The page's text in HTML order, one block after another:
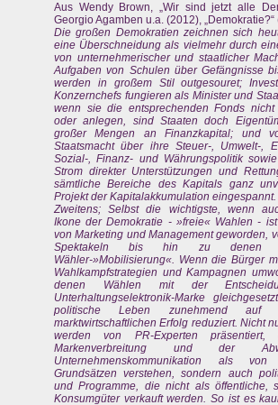
Aus Wendy Brown, „Wir sind jetzt alle
Georgio Agamben u.a. (2012), „Demokratie?“
Die großen Demokratien zeichnen sich
eine Überschneidung als vielmehr durch
von unternehmerischer und staatlicher
Aufgaben von Schulen über Gefängnisse
werden in großem Stil outgesouret;
Konzernchefs fungieren als Minister und
wenn sie die entsprechenden Fonds nicht
oder anlegen, sind Staaten doch
großer Mengen an Finanzkapital; und
Staatsmacht über ihre Steuer-, Umwelt-,
Sozial-, Finanz- und Währungspolitik
Strom direkter Unterstützungen und
sämtliche Bereiche des Kapitals ganz
Projekt der Kapitalakkumulation
Zweitens; Selbst die wichtigste, wenn
Ikone der Demokratie - »freie« Wahlen -
von Marketing und Management geworden,
Spektakeln bis hin zu denen
Wähler-»Mobilisierung«. Wenn die Bürger
Wahlkampfstrategien und Kampagnen
denen Wählen mit der
Unterhaltungselektronik-Marke
politische Leben zunehmend auf
marktwirtschaftlichen Erfolg reduziert. Nicht
werden von PR-Experten
Markenverbreitung und der
Unternehmenskommunikation als von
Grundsätzen verstehen, sondern auch
und Programme, die nicht als öffentliche,
Konsumgüter verkauft werden. So ist es